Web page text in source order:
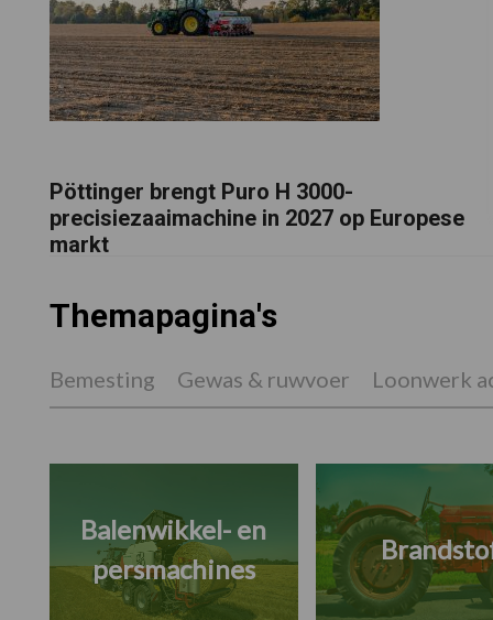
Pöttinger brengt Puro H 3000-
precisiezaaimachine in 2027 op Europese
markt
Themapagina's
Bemesting Gewas & ruwvoer Loonwerk
Balenwikkel- en
persmachines